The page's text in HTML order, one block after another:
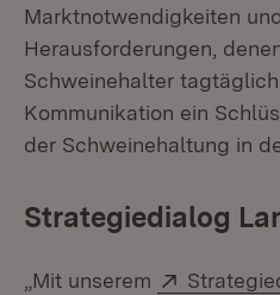
Marktnotwendigkeiten
Herausforderungen,
Schweinehalter
Kommunikation ein
der Schweinehaltung in
Strategiedialog
„Mit unserem Extern: